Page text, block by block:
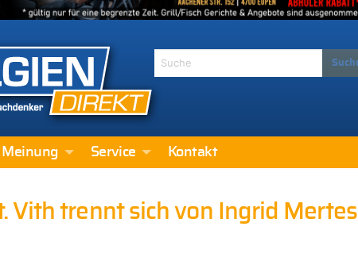
Meinung Service Kontakt
Vith trennt sich von Ingrid Mertes